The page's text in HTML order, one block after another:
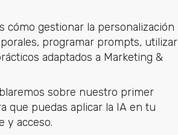
cómo gestionar la personalización
programar prompts, utilizar
adaptados a Marketing &
sobre nuestro primer
que puedas aplicar la IA en tu
y acceso.